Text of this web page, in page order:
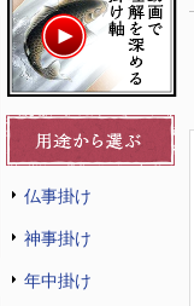
仏事掛け
神事掛け
年中掛け